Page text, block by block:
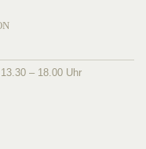
– 18.00 Uhr